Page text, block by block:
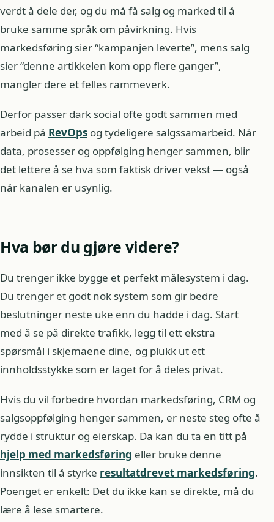
verdt å dele der, og du må få salg og marked til å
bruke samme språk om påvirkning. Hvis
markedsføring sier “kampanjen leverte”, mens salg
sier “denne artikkelen kom opp flere ganger”,
mangler dere et felles rammeverk.
Derfor passer dark social ofte godt sammen med
arbeid på RevOps og tydeligere salgssamarbeid. Når
data, prosesser og oppfølging henger sammen, blir
det lettere å se hva som faktisk driver vekst — også
når kanalen er usynlig.
Hva bør du gjøre videre?
Du trenger ikke bygge et perfekt målesystem i dag.
Du trenger et godt nok system som gir bedre
beslutninger neste uke enn du hadde i dag. Start
med å se på direkte trafikk, legg til ett ekstra
spørsmål i skjemaene dine, og plukk ut ett
innholdsstykke som er laget for å deles privat.
Hvis du vil forbedre hvordan markedsføring, CRM og
salgsoppfølging henger sammen, er neste steg ofte å
rydde i struktur og eierskap. Da kan du ta en titt på
hjelp med markedsføring eller bruke denne
innsikten til å styrke resultatdrevet markedsføring.
Poenget er enkelt: Det du ikke kan se direkte, må du
lære å lese smartere.